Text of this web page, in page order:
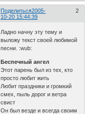
Поделиться 2
2005-
10-20 15:44:39
Ладно начну эту тему и
выложу текст своей любимой
песни. :wub:
Беспечный ангел
Этот парень был из тех, кто
просто любит жить
Любит праздники и громкий
смех, пыль дорог и ветра
свист
Он был везде и всегда своим